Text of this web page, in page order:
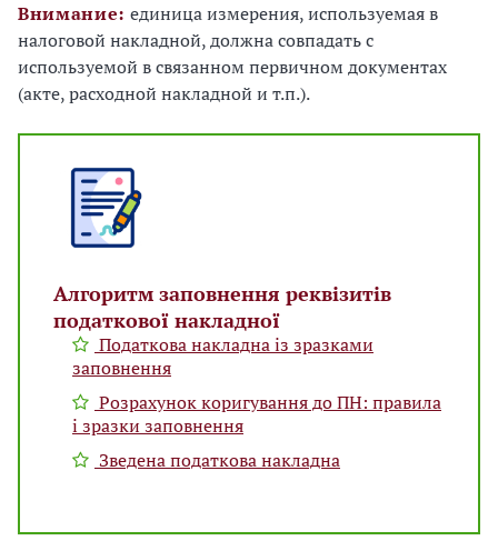
Внимание: единица измерения, используемая в
налоговой накладной, должна совпадать с
используемой в связанном первичном документах
(акте, расходной накладной и т.п.).
Алгоритм заповнення реквізитів
податкової накладної
Податкова накладна із зразками
заповнення
Розрахунок коригування до ПН: правила
і зразки заповнення
Зведена податкова накладна